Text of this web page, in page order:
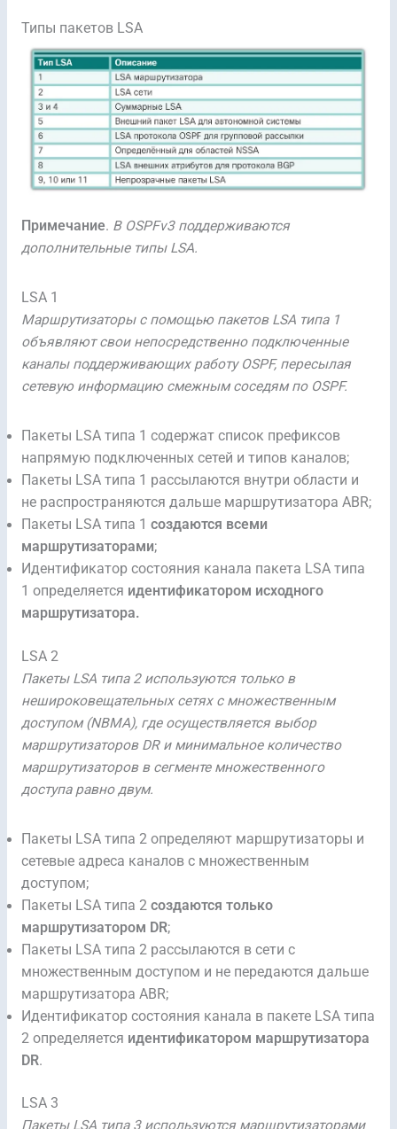
Типы пакетов LSA
Примечание. В OSPFv3 поддерживаются
дополнительные типы LSA.
LSA 1
Маршрутизаторы с помощью пакетов LSA типа 1
объявляют свои непосредственно подключенные
каналы поддерживающих работу OSPF, пересылая
сетевую информацию смежным соседям по OSPF.
Пакеты LSA типа 1 содержат список префиксов
напрямую подключенных сетей и типов каналов;
Пакеты LSA типа 1 рассылаются внутри области и
не распространяются дальше маршрутизатора ABR;
Пакеты LSA типа 1 создаются всеми
маршрутизаторами;
Идентификатор состояния канала пакета LSA типа
1 определяется идентификатором исходного
маршрутизатора.
LSA 2
Пакеты LSA типа 2 используются только в
нешироковещательных сетях с множественным
доступом (NBMA), где осуществляется выбор
маршрутизаторов DR и минимальное количество
маршрутизаторов в сегменте множественного
доступа равно двум.
Пакеты LSA типа 2 определяют маршрутизаторы и
сетевые адреса каналов с множественным
доступом;
Пакеты LSA типа 2 создаются только
маршрутизатором DR;
Пакеты LSA типа 2 рассылаются в сети с
множественным доступом и не передаются дальше
маршрутизатора ABR;
Идентификатор состояния канала в пакете LSA типа
2 определяется идентификатором маршрутизатора
DR.
LSA 3
Пакеты LSA типа 3 используются маршрутизаторами